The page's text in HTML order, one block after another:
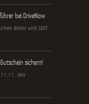
bei DriveNow
BMW und SIXT
sichern!
des